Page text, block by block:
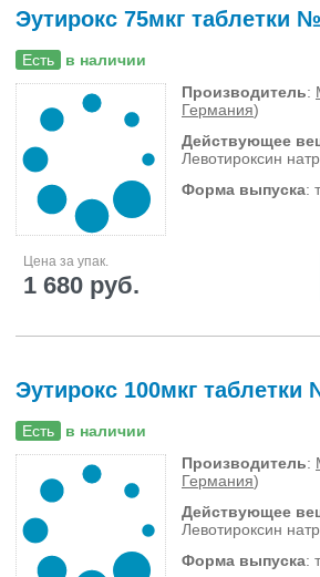
Эутирокс 75мкг таблетки
Есть в наличии
Производитель:
Германия)
Действующее
Левотироксин
Форма выпуска:
Цена за упак.
1 680 руб.
Эутирокс 100мкг таблетки
Есть в наличии
Производитель:
Германия)
Действующее
Левотироксин
Форма выпуска: